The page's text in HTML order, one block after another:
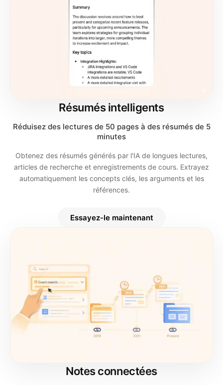
Résumés intelligents
Réduisez des lectures de 50 pages à des résumés de 5
minutes
Obtenez des résumés générés par l'IA de longues lectures,
articles de recherche et enregistrements de cours. Extrayez
automatiquement les concepts clés, les arguments et les
références.
Essayez-le maintenant
Notes connectées